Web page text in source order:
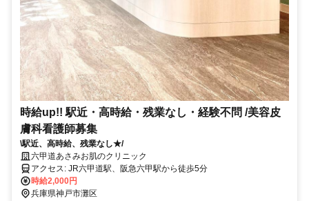
時給up!! 駅近・高時給・残業なし・経験不問 /美容皮
膚科看護師募集
\駅近、高時給、残業なし★/
六甲道あさみお肌のクリニック
アクセス: JR六甲道駅、阪急六甲駅から徒歩5分
時給2,000円
兵庫県神戸市灘区